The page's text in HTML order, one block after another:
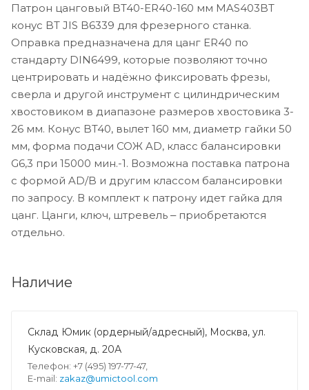
Патрон цанговый BT40-ER40-160 мм MAS403BT
конус BT JIS B6339 для фрезерного станка.
Оправка предназначена для цанг ER40 по
стандарту DIN6499, которые позволяют точно
центрировать и надёжно фиксировать фрезы,
сверла и другой инструмент с цилиндрическим
хвостовиком в диапазоне размеров хвостовика 3-
26 мм. Конус BT40, вылет 160 мм, диаметр гайки 50
мм, форма подачи СОЖ AD, класс балансировки
G6,3 при 15000 мин.-1. Возможна поставка патрона
с формой AD/B и другим классом балансировки
по запросу. В комплект к патрону идет гайка для
цанг. Цанги, ключ, штревель ‒ приобретаются
отдельно.
Наличие
Склад Юмик (ордерный/адресный), Москва, ул.
Кусковская, д. 20А
Телефон: +7 (495) 197-77-47,
E-mail: zakaz@umictool.com